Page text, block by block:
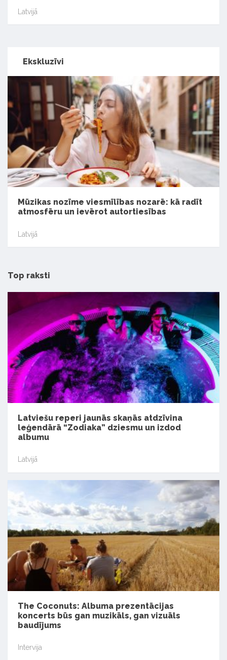
Latvijā
Ekskluzīvi
Mūzikas nozīme viesmīlības nozarē: kā radīt
atmosfēru un ievērot autortiesības
Latvijā
Top raksti
Latviešu reperi jaunās skaņās atdzīvina
leģendārā “Zodiaka” dziesmu un izdod
albumu
Latvijā
The Coconuts: Albuma prezentācijas
koncerts būs gan muzikāls, gan vizuāls
baudījums
Intervija